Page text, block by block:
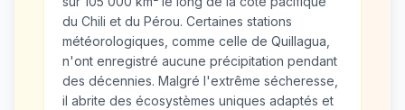
du Chili et du Pérou. Certaines stations
météorologiques, comme celle de Quillagua,
n'ont enregistré aucune précipitation pendant
des décennies. Malgré l'extrême sécheresse,
il abrite des écosystèmes uniques adaptés et